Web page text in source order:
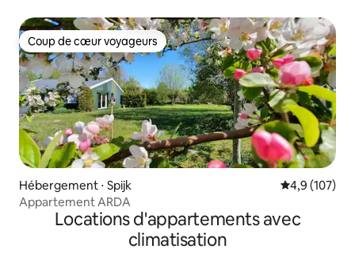
Coup de cœur voyageurs
Coup de cœur voyageurs
Hébergement ⋅ Spijk Évaluation
4,9 (107)
Appartement ARDA
Locations d'appartements avec
climatisation